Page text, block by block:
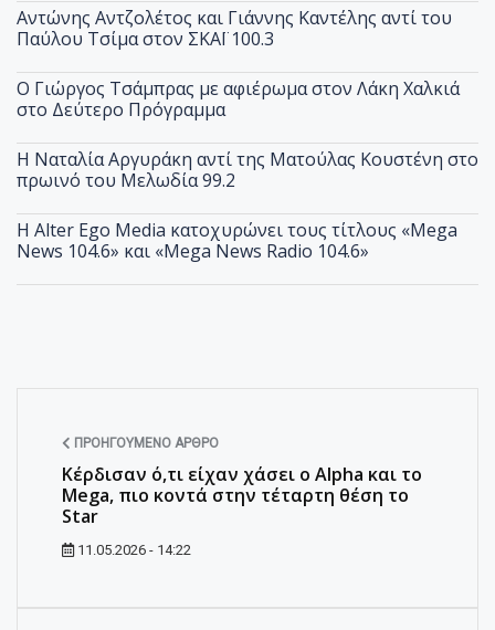
Αντώνης Αντζολέτος και Γιάννης Καντέλης αντί του
Παύλου Τσίμα στον ΣΚΑΪ 100.3
O Γιώργος Τσάμπρας με αφιέρωμα στον Λάκη Χαλκιά
στο Δεύτερο Πρόγραμμα
Η Ναταλία Αργυράκη αντί της Ματούλας Κουστένη στο
πρωινό του Μελωδία 99.2
Η Alter Ego Media κατοχυρώνει τους τίτλους «Mega
News 104.6» και «Mega News Radio 104.6»
ΠΡΟΗΓΟΎΜΕΝΟ ΆΡΘΡΟ
Κέρδισαν ό,τι είχαν χάσει ο Alpha και το
Mega, πιο κοντά στην τέταρτη θέση το
Star
11.05.2026 - 14:22